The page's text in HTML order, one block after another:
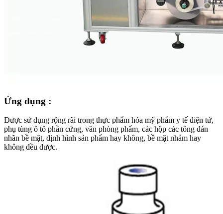
Ứng dụng :
Được sử dụng rộng rãi trong thực phẩm hóa mỹ phẩm y tế điện tử,
phụ tùng ô tô phần cứng, văn phòng phẩm, các hộp các tông dán
nhãn bề mặt, định hình sản phẩm hay không, bề mặt nhám hay
không đều được.